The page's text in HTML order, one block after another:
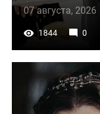
07 августа, 2026
1844 0